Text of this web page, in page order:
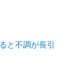
と不調が長引